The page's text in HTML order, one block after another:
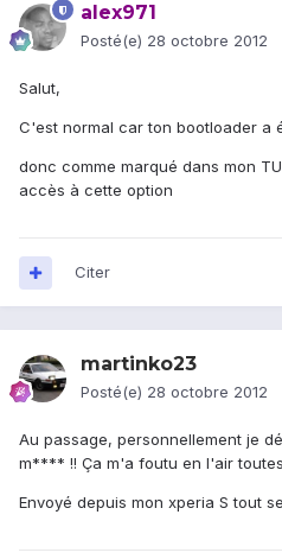
alex971
Posté(e) 28 octobre 2012
Salut,
C'est normal car ton bootloader a
donc comme marqué dans mon
accès à cette option
Citer
martinko23
Posté(e) 28 octobre 2012
Au passage, personnellement je
m**** !! Ça m'a foutu en l'air
Envoyé depuis mon xperia S tout